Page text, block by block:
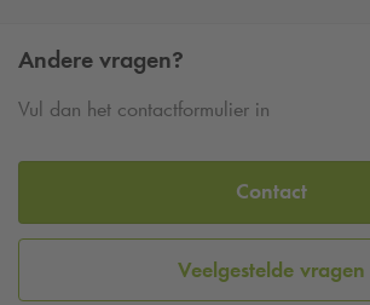
Andere vragen?
Vul dan het contactformulier in
Contact
Veelgestelde vragen